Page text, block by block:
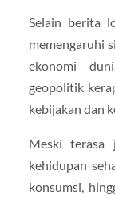
Selain berita
memengaruhi
ekonomi
geopolitik
kebijakan dan
Meski terasa
kehidupan
konsumsi,